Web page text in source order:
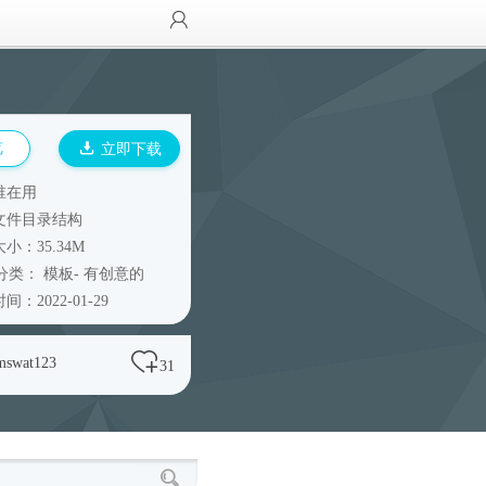
立即下载
在用
件目录结构
小：35.34M
类： 模板- 有创意的
间：2022-01-29
31